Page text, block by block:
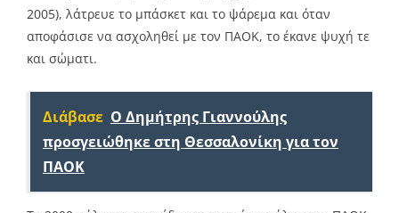
2005), λάτρευε το μπάσκετ και το ψάρεμα και όταν
αποφάσισε να ασχοληθεί με τον ΠΑΟΚ, το έκανε ψυχή τε
και σώματι.
Διάβασε Ο Δημήτρης Γιαννούλης
προσγειώθηκε στη Θεσσαλονίκη για τον
ΠΑΟΚ